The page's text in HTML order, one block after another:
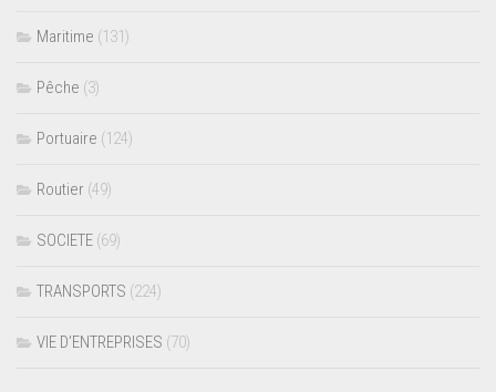
Maritime (131)
Pêche (3)
Portuaire (124)
Routier (49)
SOCIETE (69)
TRANSPORTS (224)
VIE D’ENTREPRISES (70)